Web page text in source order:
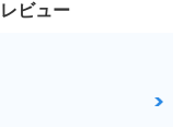
ビュー